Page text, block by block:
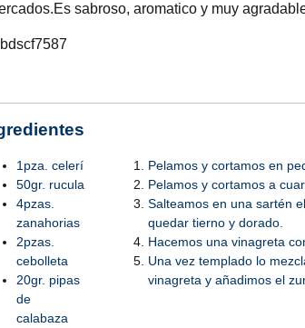
sabroso, aromatico y muy
1pza. celerí
50gr. rucula
4pzas.
zanahorias
2pzas.
cebolleta
20gr. pipas
de
calabaza
Pelamos y cortamos en
Pelamos y cortamos a
Salteamos en una sartén
quedar tierno y dorado.
Hacemos una vinagreta
Una vez templado lo
vinagreta y añadimos el